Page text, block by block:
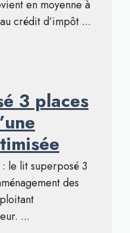
en moyenne à
crédit d’impôt ...
3 places
: le lit superposé 3
des
...